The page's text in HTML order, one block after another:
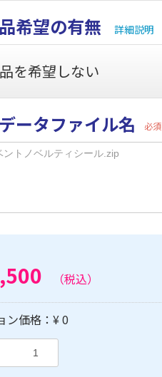
希望の有無 詳細説明
ータファイル名 必須
（税込）
ン価格：¥0